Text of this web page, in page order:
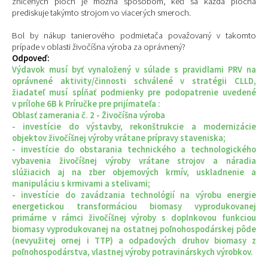
prediskuje takýmto strojom vo viacerých smeroch.
Bol by nákup tanierového podmietača považovaný v takomto
prípade v oblasti živočíšna výroba za oprávnený?
Odpoveď:
Výdavok musí byť vynaložený v súlade s pravidlami PRV na
oprávnené aktivity/činnosti schválené v stratégii CLLD,
žiadateľ musí spĺňať podmienky pre podopatrenie uvedené
v prílohe 6B k Príručke pre prijímateľa :
Oblasť zamerania č. 2 - Živočíšna výroba
- investície do výstavby, rekonštrukcie a modernizácie
objektov živočíšnej výroby vrátane prípravy staveniska;
- investície do obstarania technického a technologického
vybavenia živočíšnej výroby vrátane strojov a náradia
slúžiacich aj na zber objemových krmív, uskladnenie a
manipuláciu s krmivami a stelivami;
- investície do zavádzania technológií na výrobu energie
energetickou transformáciou biomasy vyprodukovanej
primárne v rámci živočíšnej výroby s doplnkovou funkciou
biomasy vyprodukovanej na ostatnej poľnohospodárskej pôde
(nevyužitej ornej i TTP) a odpadových druhov biomasy z
poľnohospodárstva, vlastnej výroby potravinárskych výrobkov.